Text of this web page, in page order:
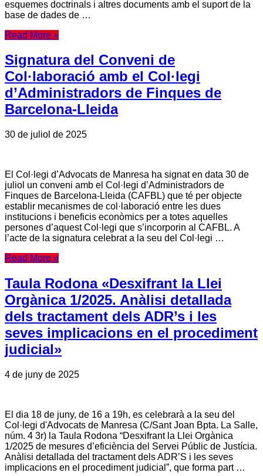
esquemes doctrinals i altres documents amb el suport de la
base de dades de …
Read More »
Signatura del Conveni de
Col·laboració amb el Col·legi
d’Administradors de Finques de
Barcelona-Lleida
30 de juliol de 2025
El Col·legi d’Advocats de Manresa ha signat en data 30 de
juliol un conveni amb el Col·legi d’Administradors de
Finques de Barcelona-Lleida (CAFBL) que té per objecte
establir mecanismes de col·laboració entre les dues
institucions i beneficis econòmics per a totes aquelles
persones d’aquest Col·legi que s’incorporin al CAFBL. A
l’acte de la signatura celebrat a la seu del Col·legi …
Read More »
Taula Rodona «Desxifrant la Llei
Orgànica 1/2025. Anàlisi detallada
dels tractament dels ADR’s i les
seves implicacions en el procediment
judicial»
4 de juny de 2025
El dia 18 de juny, de 16 a 19h, es celebrarà a la seu del
Col·legi d'Advocats de Manresa (C/Sant Joan Bpta. La Salle,
núm. 4 3r) la Taula Rodona “Desxifrant la Llei Orgànica
1/2025 de mesures d’eficiència del Servei Públic de Justícia.
Anàlisi detallada del tractament dels ADR’S i les seves
implicacions en el procediment judicial”, que forma part …